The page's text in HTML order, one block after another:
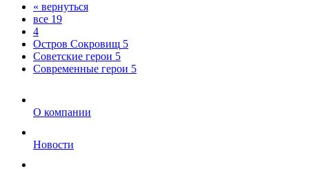
« вернуться
все 19
4
Остров Сокровищ 5
Советские герои 5
Современные герои 5
О компании
Новости